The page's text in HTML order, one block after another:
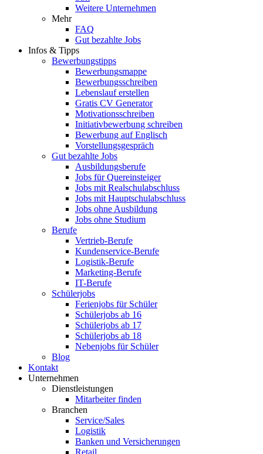
Weitere Unternehmen
Mehr
FAQ
Gut bezahlte Jobs
Infos & Tipps
Bewerbungstipps
Bewerbungsmappe
Bewerbungsschreiben
Lebenslauf erstellen
Gratis CV Generator
Motivationsschreiben
Initiativbewerbung schreiben
Bewerbung auf Englisch
Vorstellungsgespräch
Gut bezahlte Jobs
Ausbildungsberufe
Jobs für Quereinsteiger
Jobs mit Realschulabschluss
Jobs mit Hauptschulabschluss
Jobs ohne Ausbildung
Jobs ohne Studium
Berufe
Vertrieb-Berufe
Kundenservice-Berufe
Logistik-Berufe
Marketing-Berufe
IT-Berufe
Schülerjobs
Ferienjobs für Schüler
Schülerjobs ab 16
Schülerjobs ab 17
Schülerjobs ab 18
Nebenjobs für Schüler
Blog
Kontakt
Unternehmen
Dienstleistungen
Mitarbeiter finden
Branchen
Service/Sales
Logistik
Banken und Versicherungen
Retail